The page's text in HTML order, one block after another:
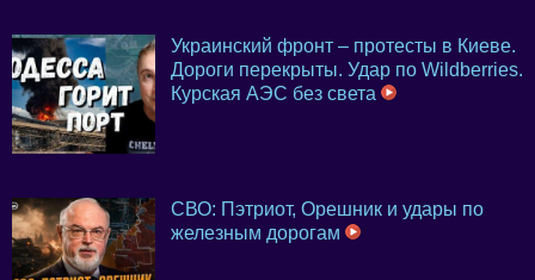
Украинский фронт – протесты в Киеве.
Дороги перекрыты. Удар по Wildberries.
Курская АЭС без света
СВО: Пэтриот, Орешник и удары по
железным дорогам